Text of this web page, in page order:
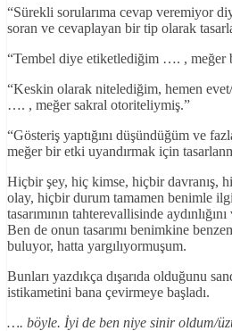
“Sürekli sorularıma cevap veremiyor
soran ve cevaplayan bir tip olarak
“Tembel diye etiketlediğim …. , meğer
“Keskin olarak nitelediğim, hemen
…. , meğer sakral otoriteliymiş.”
“Gösteriş yaptığını düşündüğüm ve
meğer bir etki uyandırmak için
Hiçbir şey, hiç kimse, hiçbir davranış,
olay, hiçbir durum tamamen benimle
tasarımının tahterevallisinde
Ben de onun tasarımı benimkine
buluyor, hatta yargılıyormuşum.
Bunları yazdıkça dışarıda olduğunu
istikametini bana çevirmeye başladı.
…. böyle. İyi de ben niye sinir oldum/